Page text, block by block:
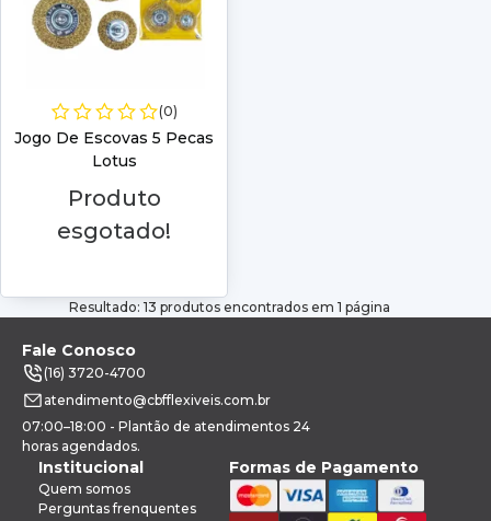
(0)
Jogo De Escovas 5 Pecas
Lotus
Produto
esgotado!
Resultado: 13 produtos encontrados em 1 página
Fale Conosco
(16) 3720-4700
atendimento@cbfflexiveis.com.br
07:00–18:00 - Plantão de atendimentos 24
horas agendados.
Institucional
Quem somos
Perguntas frenquentes
Formas de Pagamento